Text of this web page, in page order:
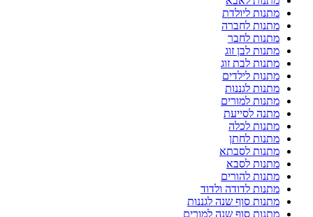
מתנות ליולדת
מתנות לחברה
מתנות לחבר
מתנות לבן זוג
מתנות לבת זוג
מתנות לילדים
מתנות לגננות
מתנות למורים
מתנה לסייעת
מתנות לכלה
מתנות לחתן
מתנות לסבתא
מתנות לסבא
מתנות להורים
מתנות לדודה ולדוד
מתנות סוף שנה לגננות
מתנות סוף שנה למורים